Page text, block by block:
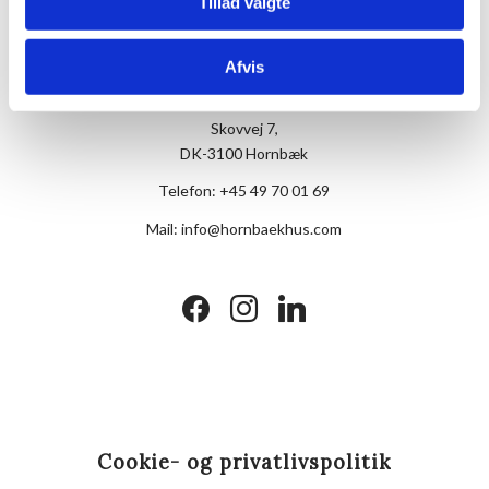
Afvis
Hotel Hornbækhus
Skovvej 7,
DK-3100 Hornbæk
Telefon: +45 49 70 01 69
Mail:info@hornbaekhus.com
facebookinstagramlinkedin
Cookie- og privatlivspolitik